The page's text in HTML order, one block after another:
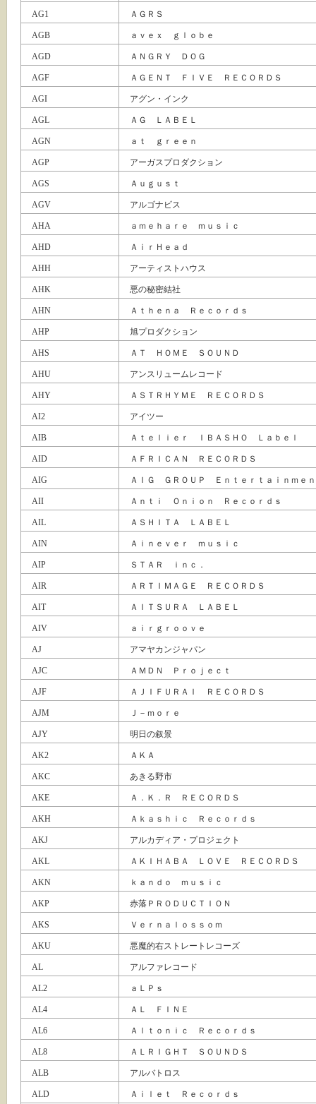
AG1 ＡＧＲＳ
AGB ａｖｅｘ ｇｌｏｂｅ
AGD ＡＮＧＲＹ ＤＯＧ
AGF ＡＧＥＮＴ ＦＩＶＥ ＲＥＣＯＲＤＳ
AGI アグン・インク
AGL ＡＧ ＬＡＢＥＬ
AGN ａｔ ｇｒｅｅｎ
AGP アーガスプロダクション
AGS Ａｕｇｕｓｔ
AGV アルゴナビス
AHA ａｍｅｈａｒｅ ｍｕｓｉｃ
AHD ＡｉｒＨｅａｄ
AHH アーティストハウス
AHK 悪の秘密結社
AHN Ａｔｈｅｎａ Ｒｅｃｏｒｄｓ
AHP 旭プロダクション
AHS ＡＴ ＨＯＭＥ ＳＯＵＮＤ
AHU アンスリュームレコード
AHY ＡＳＴＲＨＹＭＥ ＲＥＣＯＲＤＳ
AI2 アイツー
AIB Ａｔｅｌｉｅｒ ＩＢＡＳＨＯ Ｌａｂｅｌ
AID ＡＦＲＩＣＡＮ ＲＥＣＯＲＤＳ
AIG ＡＩＧ ＧＲＯＵＰ Ｅｎｔｅｒｔａｉｎｍｅ
AII Ａｎｔｉ Ｏｎｉｏｎ Ｒｅｃｏｒｄｓ
AIL ＡＳＨＩＴＡ ＬＡＢＥＬ
AIN Ａｉｎｅｖｅｒ ｍｕｓｉｃ
AIP ＳＴＡＲ ｉｎｃ．
AIR ＡＲＴＩＭＡＧＥ ＲＥＣＯＲＤＳ
AIT ＡＩＴＳＵＲＡ ＬＡＢＥＬ
AIV ａｉｒｇｒｏｏｖｅ
AJ アマヤカンジャパン
AJC ＡＭＤＮ Ｐｒｏｊｅｃｔ
AJF ＡＪＩＦＵＲＡＩ ＲＥＣＯＲＤＳ
AJM Ｊ－ｍｏｒｅ
AJY 明日の叙景
AK2 ＡＫＡ
AKC あきる野市
AKE Ａ．Ｋ．Ｒ ＲＥＣＯＲＤＳ
AKH Ａｋａｓｈｉｃ Ｒｅｃｏｒｄｓ
AKJ アルカディア・プロジェクト
AKL ＡＫＩＨＡＢＡ ＬＯＶＥ ＲＥＣＯＲＤＳ
AKN ｋａｎｄｏ ｍｕｓｉｃ
AKP 赤落ＰＲＯＤＵＣＴＩＯＮ
AKS Ｖｅｒｎａｌｏｓｓｏｍ
AKU 悪魔的右ストレートレコーズ
AL アルファレコード
AL2 ａＬＰｓ
AL4 ＡＬ ＦＩＮＥ
AL6 Ａｌｔｏｎｉｃ Ｒｅｃｏｒｄｓ
AL8 ＡＬＲＩＧＨＴ ＳＯＵＮＤＳ
ALB アルバトロス
ALD Ａｉｌｅｔ Ｒｅｃｏｒｄｓ